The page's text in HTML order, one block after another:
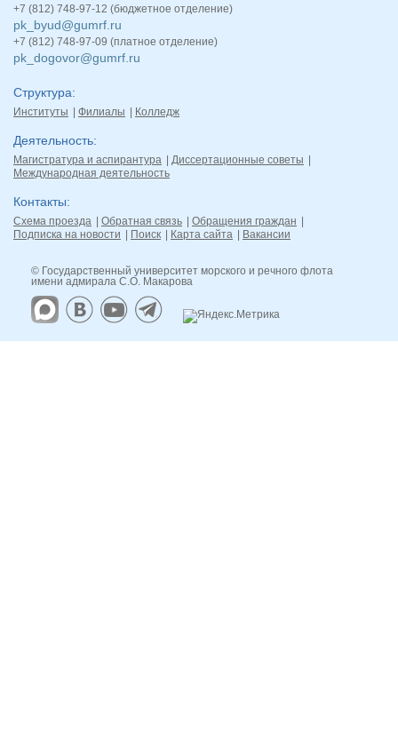
+7 (812) 748-97-12 (бюджетное отделение)
pk_byud@gumrf.ru
+7 (812) 748-97-09 (платное отделение)
pk_dogovor@gumrf.ru
Структура
Институты Филиалы Колледж
Деятельность
Магистратура и аспирантура
Диссертационные советы
Международная деятельность
Контакты
Схема проезда Обратная связь
Обращения граждан
Подписка на новости
Поиск Карта сайта Вакансии
© Государственный университет морского и речного флота
имени адмирала С.О. Макарова